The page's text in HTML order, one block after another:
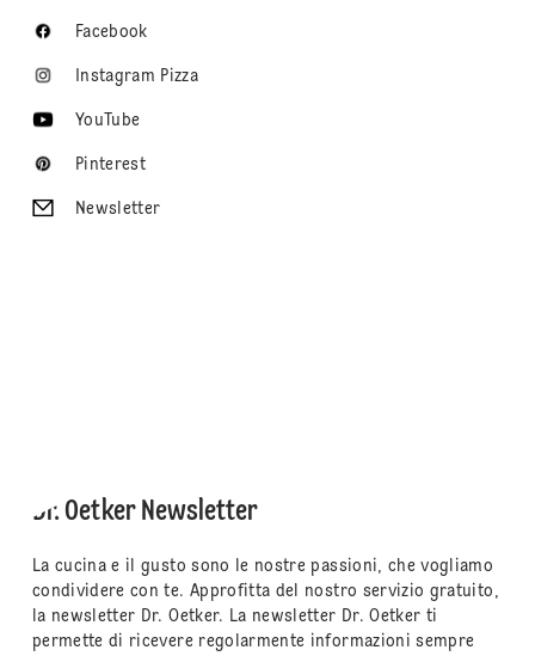
Facebook
Instagram Pizza
YouTube
Pinterest
Newsletter
Dr. Oetker Newsletter
La cucina e il gusto sono le nostre passioni, che vogliamo
condividere con te. Approfitta del nostro servizio gratuito,
la newsletter Dr. Oetker. La newsletter Dr. Oetker ti
permette di ricevere regolarmente informazioni sempre